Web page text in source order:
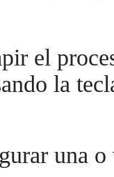
el
la
una